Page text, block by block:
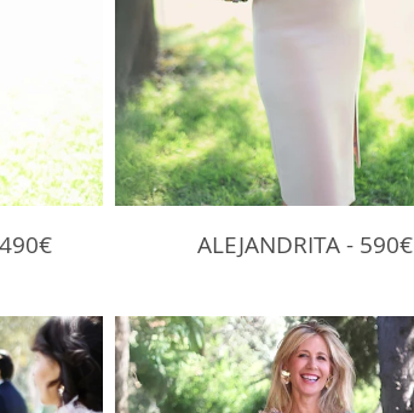
ALEJANDRITA - 590€